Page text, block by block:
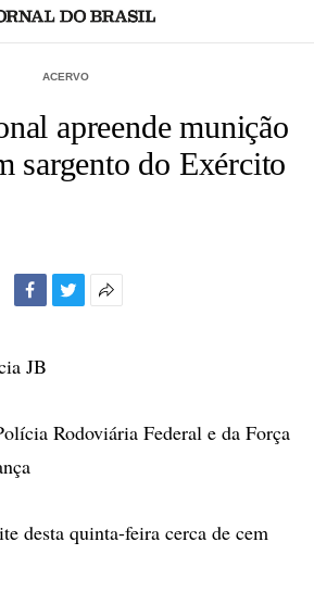
ACERVO
apreende munição
sargento do Exército
JB
Rodoviária Federal e da Força
desta quinta-feira cerca de cem